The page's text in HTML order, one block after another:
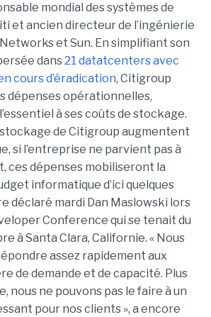
mondial des systèmes de
et ancien directeur de l’ingénierie
et Sun. En simplifiant son
dans21 datatcenters avec
cours d’éradication, Citigroup
dépenses opérationnelles,
à ses coûts de stockage.
stockage de Citigroup augmentent
si l’entreprise ne parvient pas à
ces dépenses mobiliseront la
informatique d’ici quelques
déclaré mardi Dan Maslowski lors
Conference qui se tenait du
à Santa Clara, Californie. « Nous
assez rapidement aux
de demande et de capacité. Plus
nous ne pouvons pas le faire à un
pour nos clients », a encore